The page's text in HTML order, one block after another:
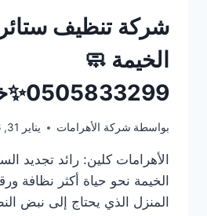
شركة تنظيف
الخيمة 🧼
0505833299✨خصم30%
بواسطة شركة الأهرامات يناير 31, 2026
الأهرامات كلين: رائد تجديد
الخيمة نحو حياة أكثر نظافة
المنزل الذي يحتاج إلى نبض